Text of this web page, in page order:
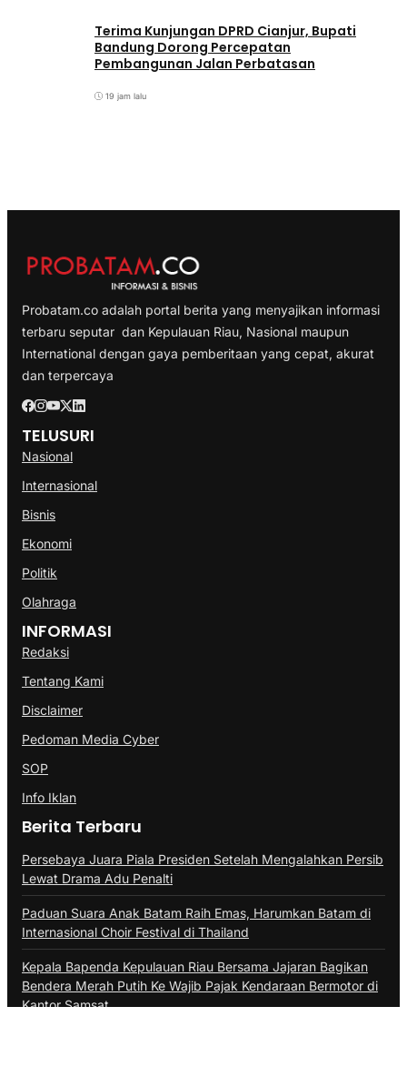
Terima Kunjungan DPRD Cianjur, Bupati
Bandung Dorong Percepatan
Pembangunan Jalan Perbatasan
19 jam lalu
Probatam.co adalah portal berita yang menyajikan informasi
terbaru seputar dan Kepulauan Riau, Nasional maupun
International dengan gaya pemberitaan yang cepat, akurat
dan terpercaya
TELUSURI
Nasional
Internasional
Bisnis
Ekonomi
Politik
Olahraga
INFORMASI
Redaksi
Tentang Kami
Disclaimer
Pedoman Media Cyber
SOP
Info Iklan
Berita Terbaru
Persebaya Juara Piala Presiden Setelah Mengalahkan Persib
Lewat Drama Adu Penalti
Paduan Suara Anak Batam Raih Emas, Harumkan Batam di
Internasional Choir Festival di Thailand
Kepala Bapenda Kepulauan Riau Bersama Jajaran Bagikan
Bendera Merah Putih Ke Wajib Pajak Kendaraan Bermotor di
Kantor Samsat